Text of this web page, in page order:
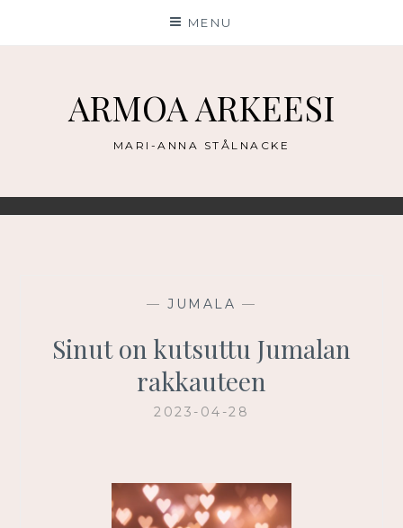
MENU
ARMOA ARKEESI
MARI-ANNA STÅLNACKE
— JUMALA —
Sinut on kutsuttu Jumalan
rakkauteen
2023-04-28